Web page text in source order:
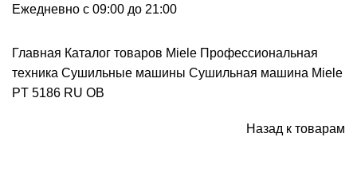
Ежедневно с 09:00 до 21:00
Главная Каталог товаров Miele Профессиональная
техника Сушильные машины Сушильная машина Miele
PT 5186 RU OB
Назад к товарам